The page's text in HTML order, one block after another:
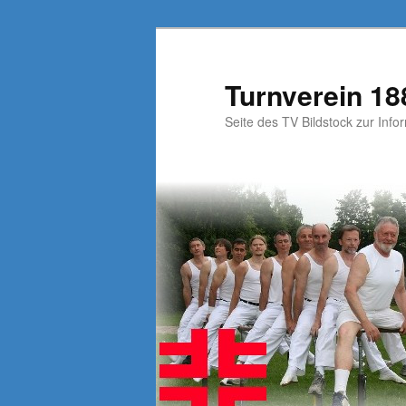
Turnverein
Seite des TV Bildstock zur